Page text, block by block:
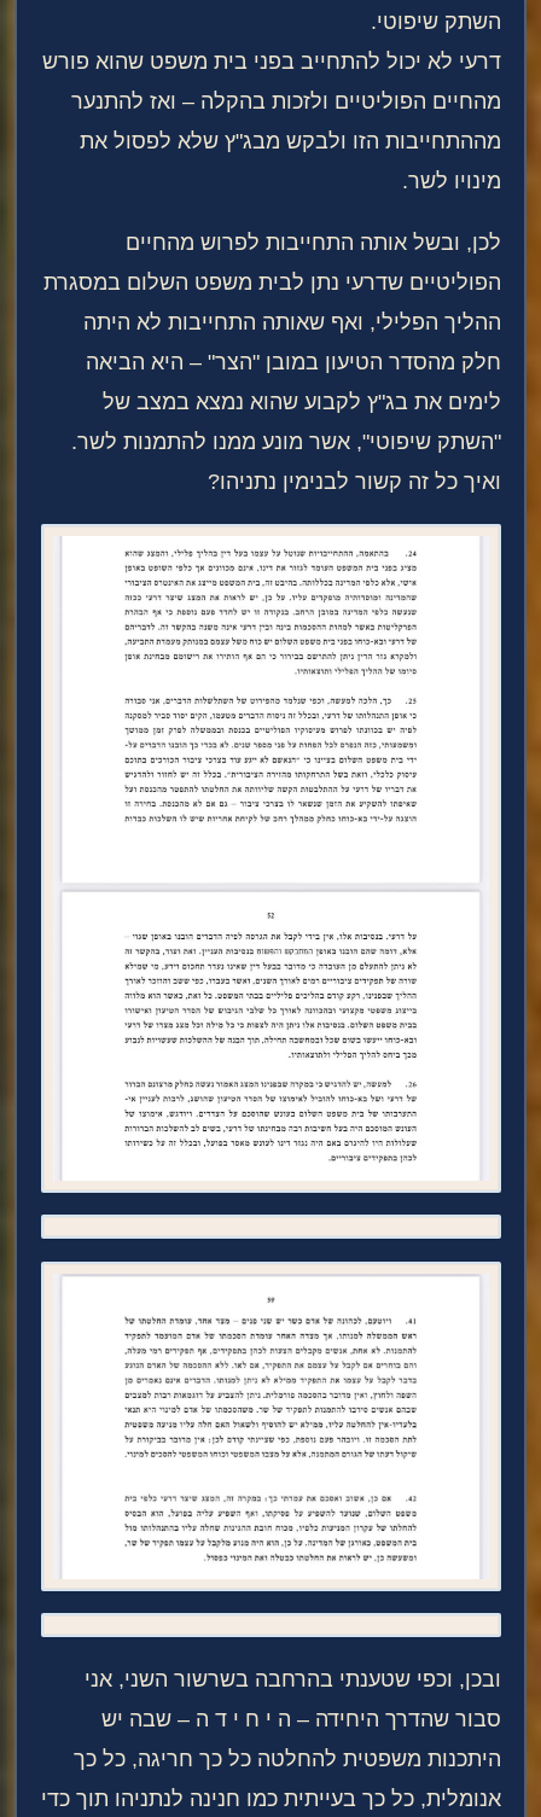
השתק שיפוטי.
דרעי לא יכול להתחייב בפני בית משפט שהוא פורש
מהחיים הפוליטיים ולזכות בהקלה – ואז להתנער
מההתחייבות הזו ולבקש מבג"ץ שלא לפסול את
מינויו לשר.
לכן, ובשל אותה התחייבות לפרוש מהחיים
הפוליטיים שדרעי נתן לבית משפט השלום במסגרת
ההליך הפלילי, ואף שאותה התחייבות לא היתה
חלק מהסדר הטיעון במובן "הצר" – היא הביאה
לימים את בג"ץ לקבוע שהוא נמצא במצב של
"השתק שיפוטי", אשר מונע ממנו להתמנות לשר.
ואיך כל זה קשור לבנימין נתניהו?
ובכן, וכפי שטענתי בהרחבה בשרשור השני, אני
סבור שהדרך היחידה – ה י ח י ד ה – שבה יש
היתכנות משפטית להחלטה כל כך חריגה, כל כך
אנומלית, כל כך בעייתית כמו חנינה לנתניהו תוך כדי